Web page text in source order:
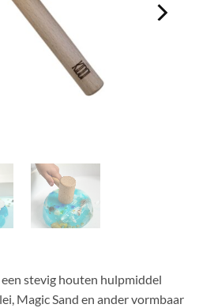
stevig houten hulpmiddel
Magic Sand en ander vormbaar